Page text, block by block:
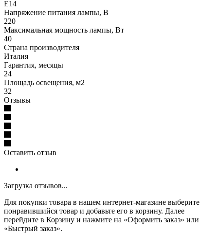
E14
Напряжение питания лампы, В
220
Максимальная мощность лампы, Вт
40
Страна производителя
Италия
Гарантия, месяцы
24
Площадь освещения, м2
32
Отзывы
Оставить отзыв
Загрузка отзывов...
Для покупки товара в нашем интернет-магазине выберите
понравившийся товар и добавьте его в корзину. Далее
перейдите в Корзину и нажмите на «Оформить заказ» или
«Быстрый заказ».